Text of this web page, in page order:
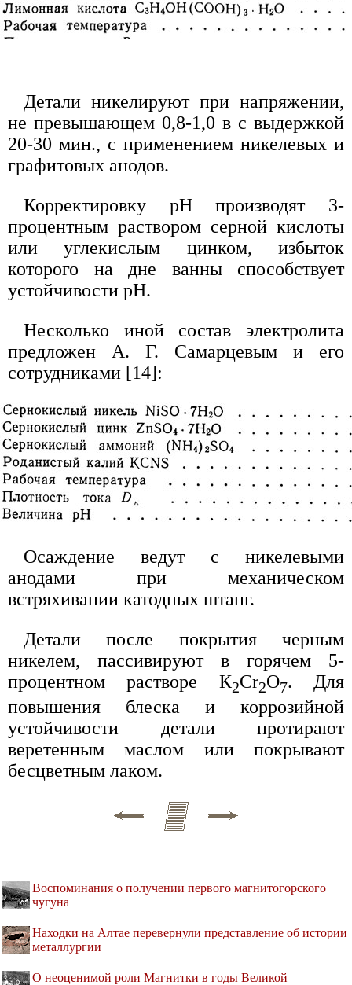
Детали никелируют при напряжении,
не превышающем 0,8-1,0 в с выдержкой
20-30 мин., с применением никелевых и
графитовых анодов.
Корректировку рН производят 3-
процентным раствором серной кислоты
или углекислым цинком, избыток
которого на дне ванны способствует
устойчивости рН.
Несколько иной состав электролита
предложен А. Г. Самарцевым и его
сотрудниками [14]:
Осаждение ведут с никелевыми
анодами при механическом
встряхивании катодных штанг.
Детали после покрытия черным
никелем, пассивируют в горячем 5-
процентном растворе К2Сr2О7. Для
повышения блеска и коррозийной
устойчивости детали протирают
веретенным маслом или покрывают
бесцветным лаком.
Воспоминания о получении первого магнитогорского
чугуна
Находки на Алтае перевернули представление об истории
металлургии
О неоценимой роли Магнитки в годы Великой